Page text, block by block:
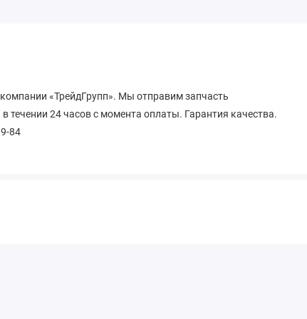
компании «ТрейдГрупп». Мы отправим запчасть
течении 24 часов с момента оплаты. Гарантия качества.
84